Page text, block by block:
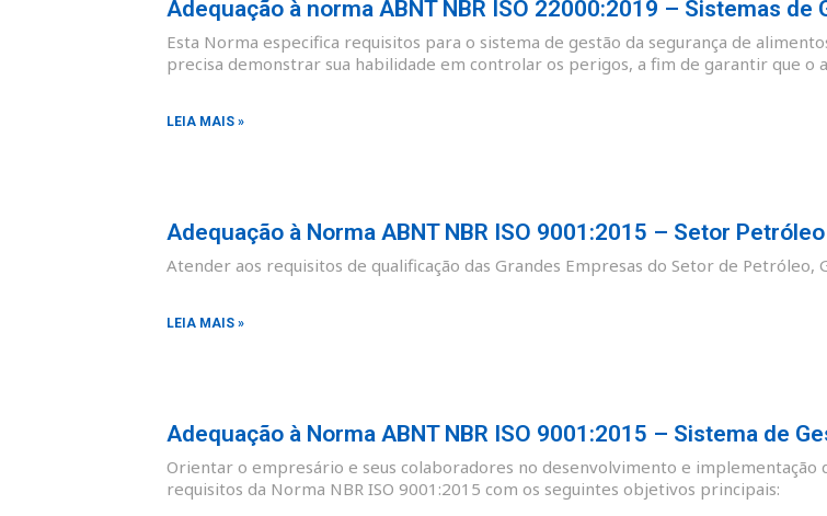
Adequação à norma ABNT NBR ISO 22000:2019 – Sistemas
Esta Norma especifica requisitos para o sistema de gestão da segurança de
precisa demonstrar sua habilidade em controlar os perigos, a fim de garantir que o
LEIA MAIS »
Adequação à Norma ABNT NBR ISO 9001:2015 – Setor Petróleo
Atender aos requisitos de qualificação das Grandes Empresas do Setor de
LEIA MAIS »
Adequação à Norma ABNT NBR ISO 9001:2015 – Sistema de
Orientar o empresário e seus colaboradores no desenvolvimento e implementação
requisitos da Norma NBR ISO 9001:2015 com os seguintes objetivos principais: